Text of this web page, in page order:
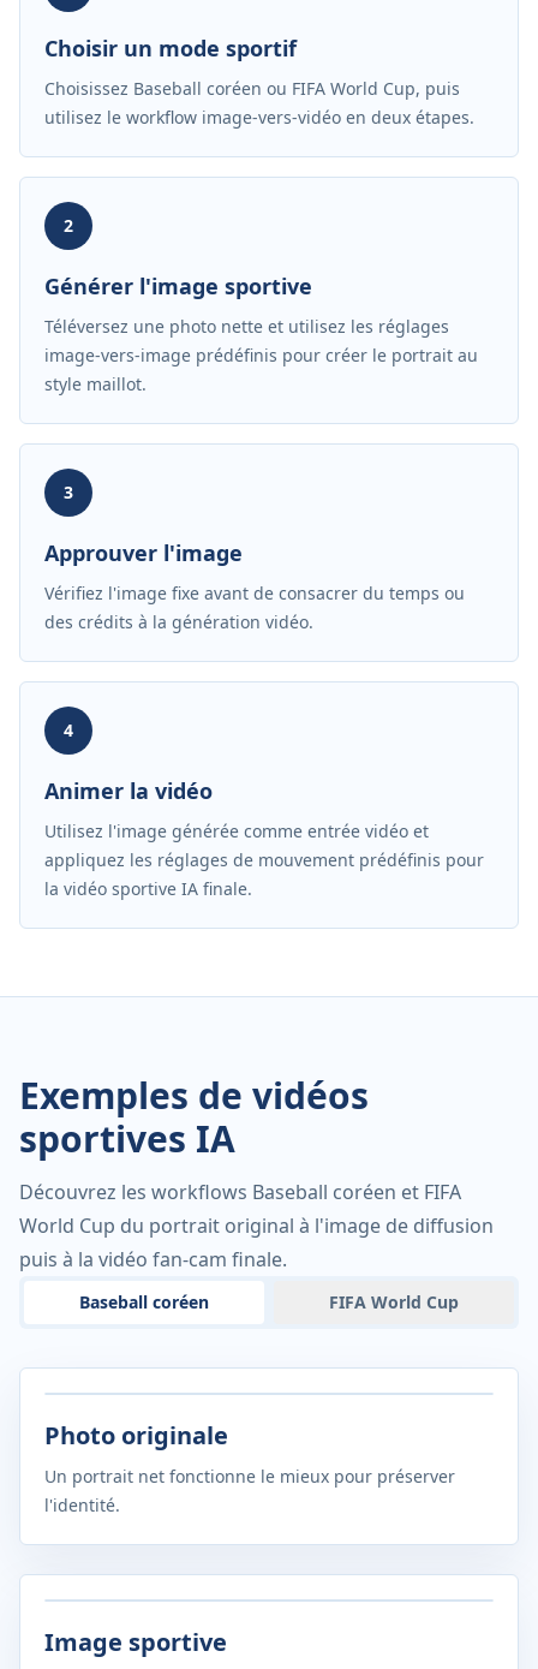
Choisir un mode sportif
Choisissez Baseball coréen ou FIFA World Cup, puis
utilisez le workflow image-vers-vidéo en deux étapes.
2
Générer l'image sportive
Téléversez une photo nette et utilisez les réglages
image-vers-image prédéfinis pour créer le portrait au
style maillot.
3
Approuver l'image
Vérifiez l'image fixe avant de consacrer du temps ou
des crédits à la génération vidéo.
4
Animer la vidéo
Utilisez l'image générée comme entrée vidéo et
appliquez les réglages de mouvement prédéfinis pour
la vidéo sportive IA finale.
Exemples de vidéos
sportives IA
Découvrez les workflows Baseball coréen et FIFA
World Cup du portrait original à l'image de diffusion
puis à la vidéo fan-cam finale.
Baseball coréen FIFA World Cup
Photo originale
Un portrait net fonctionne le mieux pour préserver
l'identité.
Image sportive